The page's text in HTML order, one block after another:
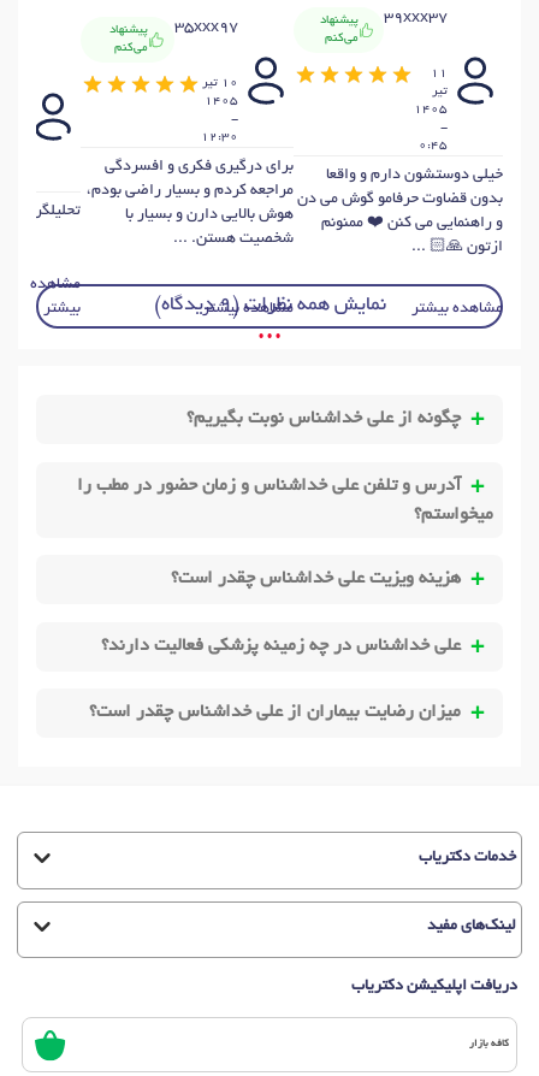
39xxx37
پیشنهاد
می‌کنم
11
تير
1405
-
0:45
خیلی دوستشون دارم و واقعا
بدون قضاوت حرفامو گوش می دن
و راهنمایی می کنن ❤️ ممنونم
ازتون 🙏🏻 ...
مشاهده بیشتر
35xxx97
پیشنهاد
می‌کنم
10 تير
1405
-
12:30
براي درگیری فکری و افسردگی
مراجعه کردم و بسيار راضي بودم،
هوش بالايي دارن و بسیار با
شخصیت هستن. ...
مشاهده بیشتر
تحليلگر
مشاهده
بیشتر
نمایش همه نظرات (9 دیدگاه)
• • •
چگونه از علی خداشناس نوبت بگیریم؟
آدرس و تلفن علی خداشناس و زمان حضور در مطب را
میخواستم؟
هزینه ویزیت علی خداشناس چقدر است؟
علی خداشناس در چه زمینه پزشکی فعالیت دارند؟
میزان رضایت بیماران از علی خداشناس چقدر است؟
خدمات دکتریاب
لینک‌های مفید
دریافت اپلیکیشن دکتریاب
کافه بازار